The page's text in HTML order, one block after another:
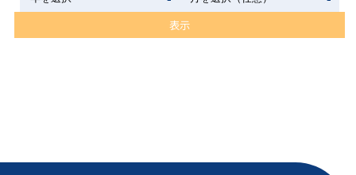
表示